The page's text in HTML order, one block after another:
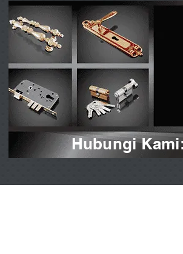
Hubungi Kami: